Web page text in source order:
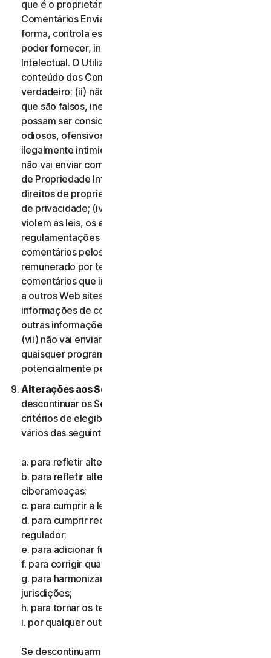
que é o proprietário de todos os direitos desses
Comentários Enviados, ou que, de qualquer outra
forma, controla esses direitos, necessários para os
poder fornecer, incluindo Direitos de Propriedade
Intelectual. O Utilizador aceita que: (i) todo o
conteúdo dos Comentários Enviados deve ser
verdadeiro; (ii) não vai enviar comentários que saiba
que são falsos, inexatos ou enganosos e/ou que
possam ser considerados difamatórios, injuriosos,
odiosos, ofensivos, ilegalmente ameaçadores ou
ilegalmente intimidantes para qualquer pessoa; (iii)
não vai enviar comentários que infrinjam os Direitos
de Propriedade Intelectual de terceiros ou outros
direitos de propriedade ou direitos de divulgação ou
de privacidade; (iv) não vai enviar comentários que
violem as leis, os estatutos, os decretos ou as
regulamentações aplicáveis; (v) não vai enviar
comentários pelos quais tenha sido compensado ou
remunerado por terceiros; (vi) não vai enviar
comentários que incluam informações que se refiram
a outros Web sites, endereços, endereços de e-mail,
informações de contacto, números de telefone ou
outras informações pessoais de qualquer pessoa; e
(vii) não vai enviar comentários que contenham
quaisquer programas ou ficheiros informáticos
potencialmente perigosos.
Alterações aos Serviços.
descontinuar os Serviços ou introduzir ou mudar os
critérios de elegibilidade para os Serviços, por um ou
vários das seguintes motivos:
a. para refletir alterações na tecnologia;
b. para refletir alterações na natureza das
ciberameaças;
c. para cumprir a lei e refletir alterações na lei;
d. para cumprir requisitos impostos por um organismo
regulador;
e. para adicionar funcionalidades adicionais;
f. para corrigir qualquer erro;
g. para harmonizar os serviços ou termos em múltiplas
jurisdições;
h. para tornar os termos mais claros; e
i. por qualquer outro motivo válido.
Se descontinuarmos os Serviços, aplicarmos uma